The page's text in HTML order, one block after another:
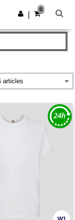
Obtenir l'appli
0